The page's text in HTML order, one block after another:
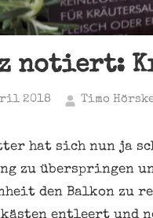
notiert:
2018 Timo
hat sich nun ja
zu überspringen
den Balkon zu
entleert und